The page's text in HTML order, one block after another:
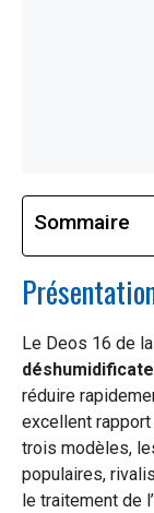
Sommaire
Le Deos 16 de
réduire
excellent
trois modèles,
populaires,
le traitement de